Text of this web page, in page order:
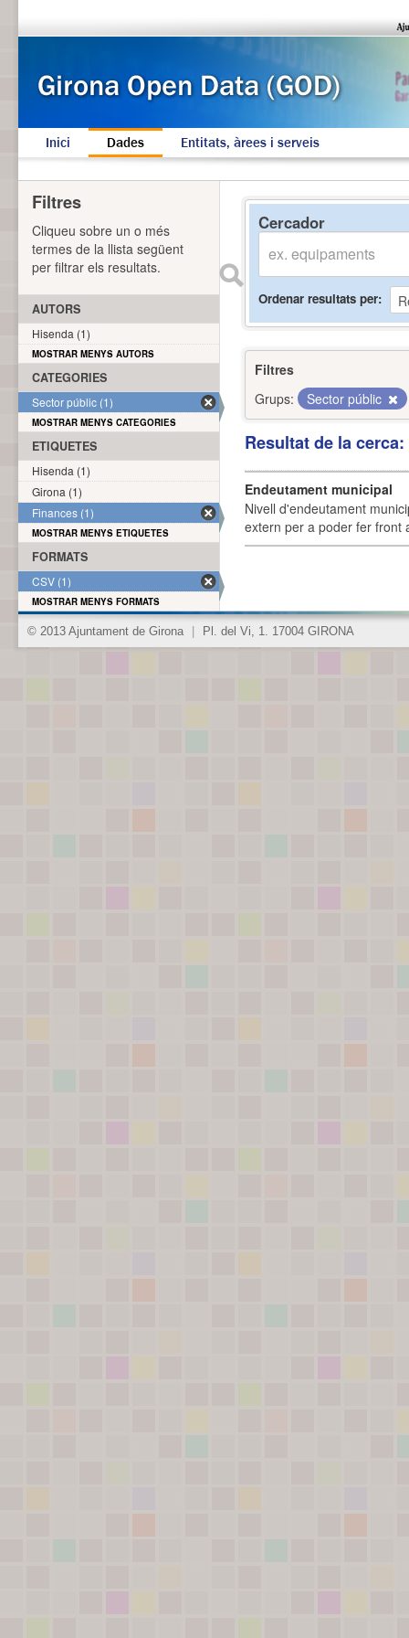
Inici Dades Entitats, àrees i serveis
Cercador
Ordenar resultats per
Filtres
Grups:
Sector públic
Resultat de la
Endeutament municipal
Nivell d'endeutament
extern per a poder fer front
Filtres
Cliqueu sobre un o més
termes de la llista següent
per filtrar els resultats.
AUTORS
Hisenda (1)
MOSTRAR MENYS AUTORS
CATEGORIES
Sector públic (1)
MOSTRAR MENYS CATEGORIES
ETIQUETES
Hisenda (1)
Girona (1)
Finances (1)
MOSTRAR MENYS ETIQUETES
FORMATS
CSV (1)
MOSTRAR MENYS FORMATS
© 2013 Ajuntament de Girona Pl. del Vi, 1. 17004 GIRONA